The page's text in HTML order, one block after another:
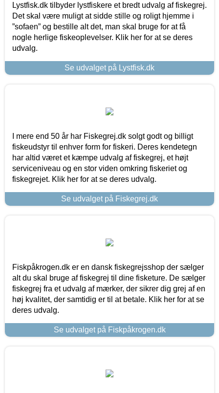
Lystfisk.dk tilbyder lystfiskere et bredt udvalg af fiskegrej.
Det skal være muligt at sidde stille og roligt hjemme i
”sofaen” og bestille alt det, man skal bruge for at få
nogle herlige fiskeoplevelser. Klik her for at se deres
udvalg.
Se udvalget på Lystfisk.dk
I mere end 50 år har Fiskegrej.dk solgt godt og billigt
fiskeudstyr til enhver form for fiskeri. Deres kendetegn
har altid været et kæmpe udvalg af fiskegrej, et højt
serviceniveau og en stor viden omkring fiskeriet og
fiskegrejet. Klik her for at se deres udvalg.
Se udvalget på Fiskegrej.dk
Fiskpåkrogen.dk er en dansk fiskegrejsshop der sælger
alt du skal bruge af fiskegrej til dine fisketure. De sælger
fiskegrej fra et udvalg af mærker, der sikrer dig grej af en
høj kvalitet, der samtidig er til at betale. Klik her for at se
deres udvalg.
Se udvalget på Fiskpåkrogen.dk